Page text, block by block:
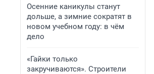
Осенние каникулы станут
дольше, а зимние сократят в
новом учебном году: в чём
дело
«Гайки только
закручиваются». Строители